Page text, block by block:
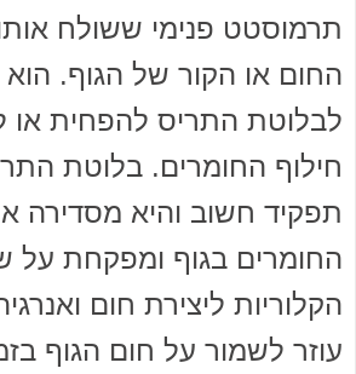
תרמוסטט פנימי ששולח
החום או הקור של הגוף.
לבלוטת התריס להפחית או
חילוף החומרים. בלוטת
תפקיד חשוב והיא מסדירה
החומרים בגוף ומפקחת על
הקלוריות ליצירת חום
עוזר לשמור על חום הגוף